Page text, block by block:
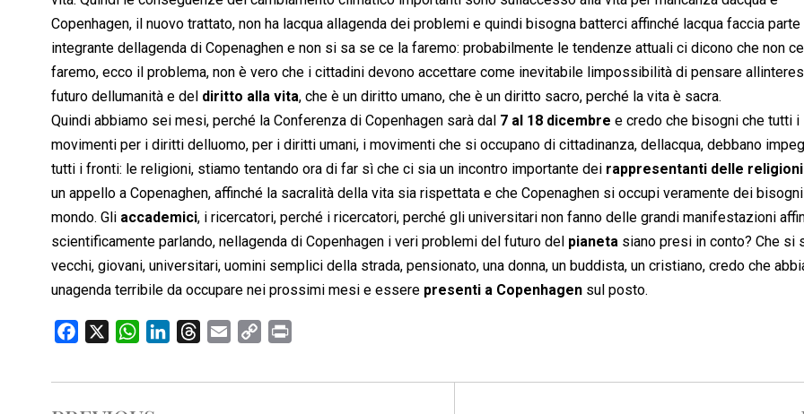
Copenhagen, il nuovo trattato, non ha lacqua allagenda dei problemi e quindi bisogna batterci affinché lacqua faccia parte
integrante dellagenda di Copenaghen e non si sa se ce la faremo: probabilmente le tendenze attuali ci dicono che non
faremo, ecco il problema, non è vero che i cittadini devono accettare come inevitabile limpossibilità di pensare
futuro dellumanità e del diritto alla vita, che è un diritto umano, che è un diritto sacro, perché la vita è sacra.
Quindi abbiamo sei mesi, perché la Conferenza di Copenhagen sarà dal 7 al 18 dicembre e credo che bisogni che tutti i
movimenti per i diritti delluomo, per i diritti umani, i movimenti che si occupano di cittadinanza, dellacqua, debbano
tutti i fronti: le religioni, stiamo tentando ora di far sì che ci sia un incontro importante dei rappresentanti delle religioni
un appello a Copenaghen, affinché la sacralità della vita sia rispettata e che Copenaghen si occupi veramente dei
mondo. Gli accademici, i ricercatori, perché i ricercatori, perché gli universitari non fanno delle grandi manifestazioni
scientificamente parlando, nellagenda di Copenhagen i veri problemi del futuro del pianeta siano presi in conto? Che si
vecchi, giovani, universitari, uomini semplici della strada, pensionato, una donna, un buddista, un cristiano, credo che
unagenda terribile da occupare nei prossimi mesi e essere presenti a Copenhagen sul posto.
c
W
a
n
r
a
p
i